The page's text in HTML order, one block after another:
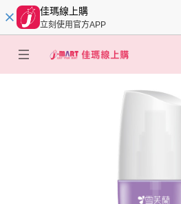
佳瑪線上購
立刻使用官方APP